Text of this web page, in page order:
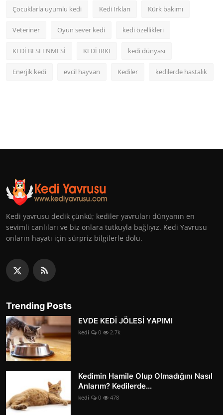
Çocuklarla uyumlu kedi Kedi Irkları Kürk bakımı
Veteriner Oyun sever kedi kedi özellikleri
KEDİ BESLENMESİ KEDİ IRKI kedi dünyası
Enerjik kedi evcil hayvan Kediler kedilerde hastalık
Kedi yavrusu dedik çünkü; kediler yavruları dünyanın en
sevimli canlıları ve biz onlara tutkuyla bağlıyız. Kedi Yavrusu
onların hayatı için sürpriz bilgilerle dolu.
Trending Posts
EVDE KEDİ JÖLESİ YAPIMI
kedi 0 2.7k
Kedimin Hamile Olup Olmadığını Nasıl
Anlarım? Kedilerde...
kedi 0 478